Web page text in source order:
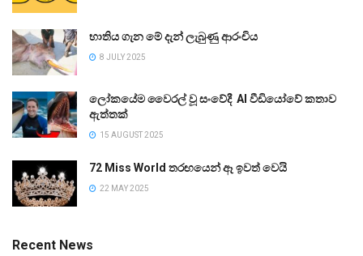
භාතිය ගැන මේ දැන් ලැබුණු ආරංචිය
8 JULY 2025
ලෝකයේම වෛරල් වූ සංවේදී AI වීඩියෝවේ කතාව
ඇත්තක්
15 AUGUST 2025
72 Miss World තරඟයෙන් ඈ ඉවත් වෙයි
22 MAY 2025
Recent News